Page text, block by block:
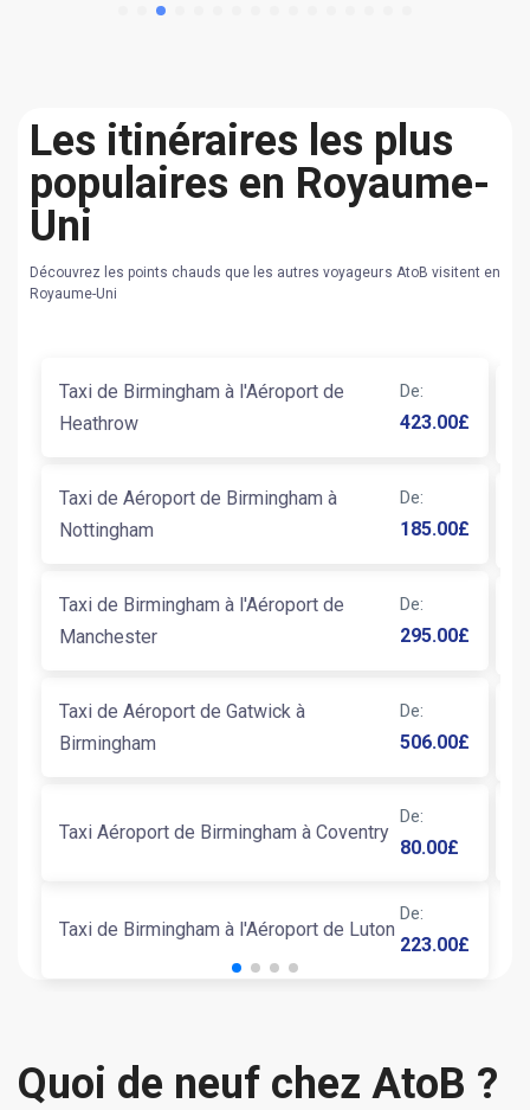
Les itinéraires les plus
populaires en Royaume-
Uni
Découvrez les points chauds que les autres voyageurs AtoB visitent en
Royaume-Uni
Taxi de Birmingham à l'Aéroport de
Heathrow
De:
423.00£
Taxi de Aéroport de Birmingham à
Nottingham
De:
185.00£
Taxi de Birmingham à l'Aéroport de
Manchester
De:
295.00£
Taxi de Aéroport de Gatwick à
Birmingham
De:
506.00£
Taxi Aéroport de Birmingham à Coventry
De:
80.00£
Taxi de Birmingham à l'Aéroport de Luton
De:
223.00£
Quoi de neuf chez AtoB ?